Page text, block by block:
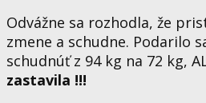
Odvážne sa rozhodla, že
zmene a schudne. Podarilo
schudnúť z 94 kg na 72 kg,
zastavila !!!